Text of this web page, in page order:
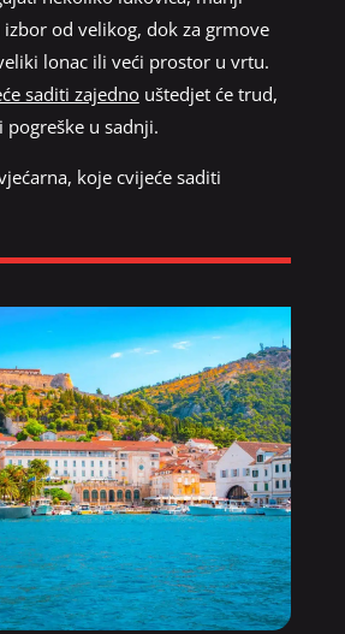
od velikog, dok za grmove
lonac ili veći prostor u vrtu.
saditi zajednouštedjet će trud,
u sadnji.
, koje cvijeće saditi